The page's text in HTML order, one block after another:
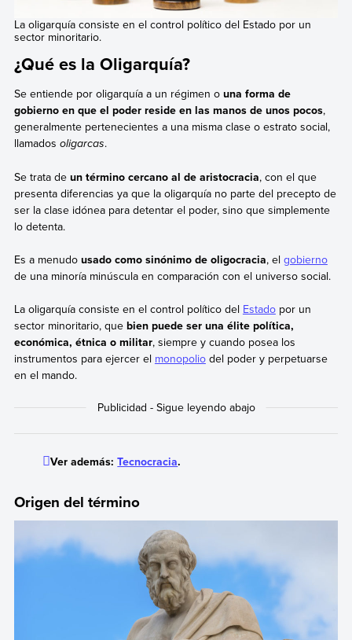
La oligarquía consiste en el control político del Estado por un
sector minoritario.
¿Qué es la Oligarquía?
Se entiende por oligarquía a un régimen o una forma de
gobierno en que el poder reside en las manos de unos pocos,
generalmente pertenecientes a una misma clase o estrato social,
llamados oligarcas.
Se trata de un término cercano al de aristocracia, con el que
presenta diferencias ya que la oligarquía no parte del precepto de
ser la clase idónea para detentar el poder, sino que simplemente
lo detenta.
Es a menudo usado como sinónimo de oligocracia, el gobierno
de una minoría minúscula en comparación con el universo social.
La oligarquía consiste en el control político del Estadopor un
sector minoritario, que bien puede ser una élite política,
económica, étnica o militar, siempre y cuando posea los
instrumentos para ejercer el monopoliodel poder y perpetuarse
en el mando.
Ver además:Tecnocracia.
Origen del término